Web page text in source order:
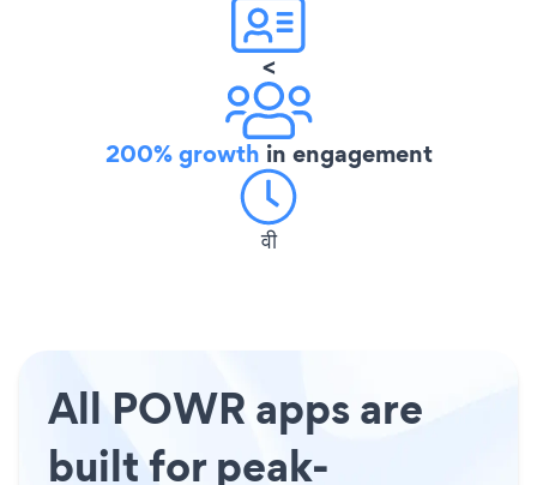
<
200% growth in engagement
वी
All POWR apps are
built for peak-